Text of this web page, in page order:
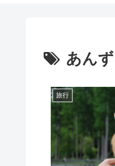
あん
旅行